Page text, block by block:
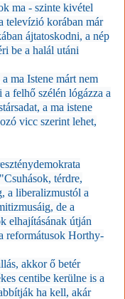
ma - szinte kivétel
televízió korában már
ájtatoskodni, a nép
be a halál utáni
ma Istene márt nem
felhő szélén lógázza a
a ma istene
vicc szerint lehet,
térdre,
a liberalizmustól a
de a
elhajításának útján
reformátusok Horthy-
akkor ő betér
centibe kerülne is a
ha kell, akár